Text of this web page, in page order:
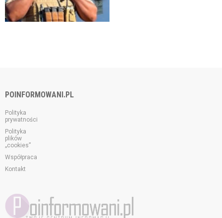
POINFORMOWANI.PL
Polityka
prywatności
Polityka
plików
„cookies”
Współpraca
Kontakt